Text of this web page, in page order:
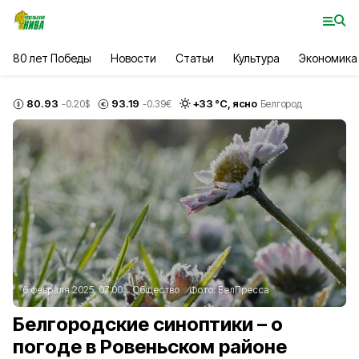
80 лет Победы Новости Статьи Культура Экономика
80.93 -0.20$ 93.19 -0.39€ +33 °С, ясно Белгород
6 февраля 2025, 07:00 Общество Фото:БелПресса
Белгородские синоптики – о
погоде в Ровеньском районе